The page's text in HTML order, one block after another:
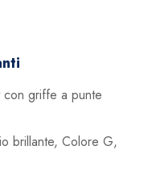
griffe a punte
brillante, Colore G,